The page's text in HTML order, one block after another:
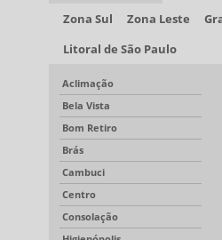
Zona Sul
Zona Leste
Litoral de São Paulo
Aclimação
Bela Vista
Bom Retiro
Brás
Cambuci
Centro
Consolação